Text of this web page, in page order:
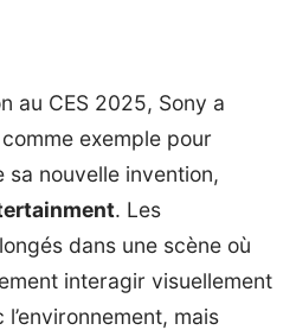
au CES 2025, Sony a
comme exemple pour
nouvelle invention,
. Les
dans une scène où
interagir visuellement
mais